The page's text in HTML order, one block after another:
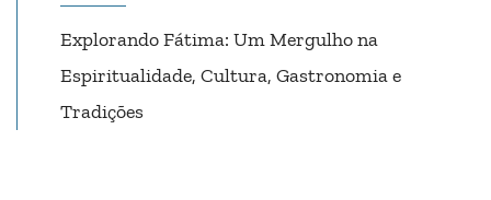
Explorando Fátima: Um Mergulho na
Espiritualidade, Cultura, Gastronomia e
Tradições